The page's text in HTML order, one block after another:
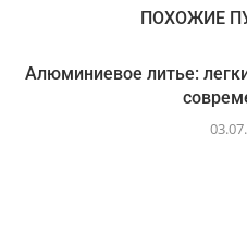
ПОХОЖИЕ
Алюминиевое литье: